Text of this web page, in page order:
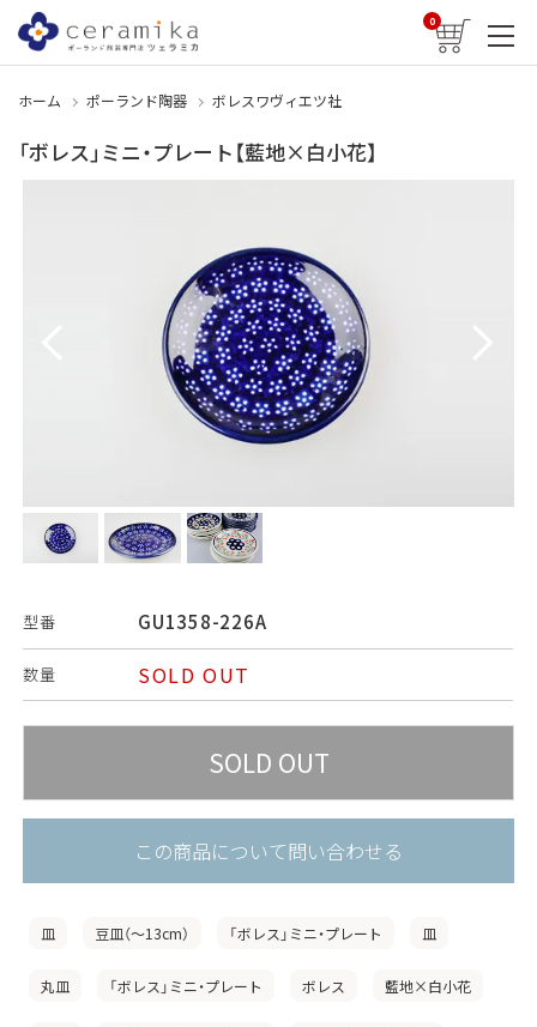
0
ホーム ポーランド陶器 ボレスワヴィエツ社
「ボレス」ミニ・プレート【藍地×白小花】
型番 GU1358-226A
数量 SOLD OUT
この商品について問い合わせる
皿 豆皿（〜13cm） 「ボレス」ミニ・プレート 皿
丸皿 「ボレス」ミニ・プレート ボレス 藍地×白小花